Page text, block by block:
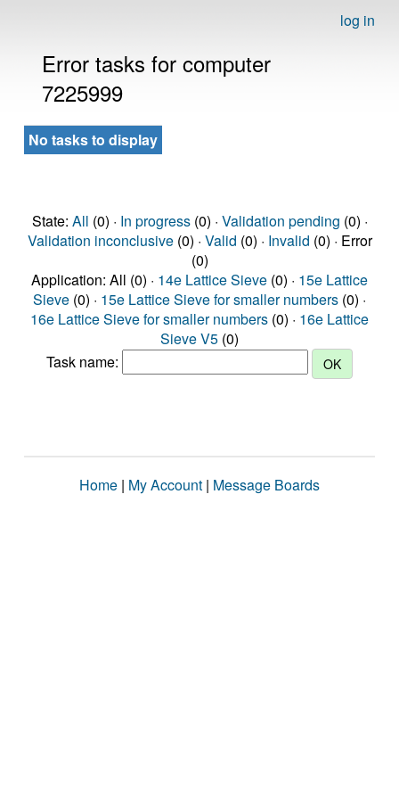
log in
Error tasks for computer
7225999
No tasks to display
State: All (0) · In progress(0) · Validation pending (0) ·
Validation inconclusive(0) · Valid (0) · Invalid (0) · Error
(0)
Application: All (0) · 14e Lattice Sieve (0) · 15e Lattice
Sieve (0) · 15e Lattice Sieve for smaller numbers (0) ·
16e Lattice Sieve for smaller numbers (0) · 16e Lattice
Sieve V5 (0)
Task name:
Home | My Account | Message Boards